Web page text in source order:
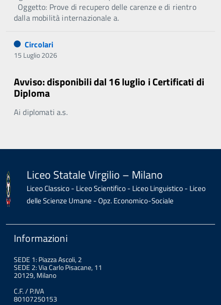
Oggetto: Prove di recupero delle carenze e di rientro
dalla mobilità internazionale a.
Circolari
15 Luglio 2026
Avviso: disponibili dal 16 luglio i Certificati di
Diploma
Ai diplomati a.s.
Liceo Statale Virgilio – Milano
Liceo Classico - Liceo Scientifico - Liceo Linguistico - Liceo
delle Scienze Umane - Opz. Economico-Sociale
Informazioni
SEDE 1: Piazza Ascoli, 2
SEDE 2: Via Carlo Pisacane, 11
20129, Milano
C.F. / P.IVA
80107250153